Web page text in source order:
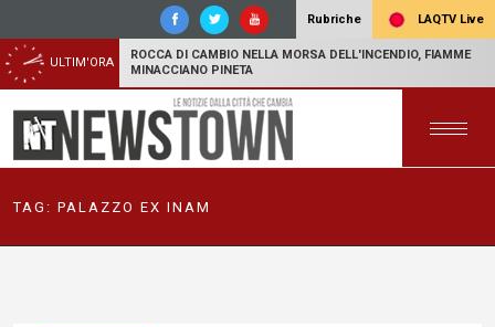
Rubriche LAQTV Live
ULTIM'ORA
ROCCA DI CAMBIO NELLA MORSA DELL'INCENDIO, FIAMME
MINACCIANO PINETA
TAG: PALAZZO EX INAM